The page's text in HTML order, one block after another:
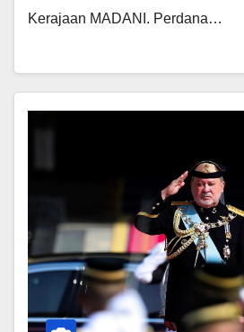
Kerajaan MADANI. Perdana…